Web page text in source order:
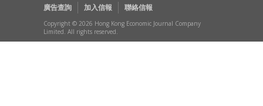
廣告查詢
加入信報 聯絡信報
Copyright © 2026 Hong Kong Economic Journal Company
Limited. All rights reserved.